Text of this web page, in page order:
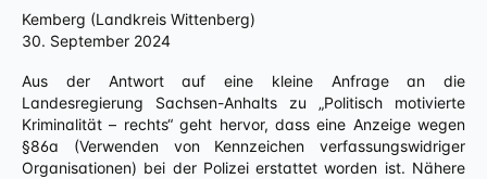
Kemberg (Landkreis Wittenberg)
30. September 2024
Aus der Antwort auf eine kleine Anfrage an die
Landesregierung Sachsen-Anhalts zu „Politisch motivierte
Kriminalität – rechts“ geht hervor, dass eine Anzeige wegen
§86a (Verwenden von Kennzeichen verfassungswidriger
Organisationen) bei der Polizei erstattet worden ist. Nähere